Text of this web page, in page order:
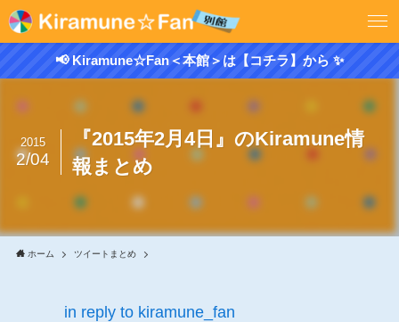
📢 Kiramune☆Fan＜本館＞は【コチラ】から ✨
『2015年2月4日』のKiramune情
報まとめ
2015
2/04
ホーム ツイートまとめ
in reply to kiramune_fan